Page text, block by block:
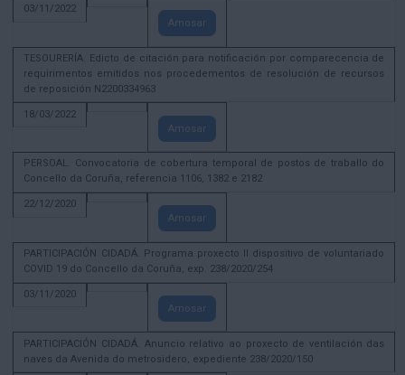
03/11/2022
Amosar
TESOURERÍA. Edicto de citación para notificación por comparecencia de
requirimentos emitidos nos procedementos de resolución de recursos
de reposición N2200334963
18/03/2022
Amosar
PERSOAL. Convocatoria de cobertura temporal de postos de traballo do
Concello da Coruña, referencia 1106, 1382 e 2182
22/12/2020
Amosar
PARTICIPACIÓN CIDADÁ. Programa proxecto II dispositivo de voluntariado
COVID 19 do Concello da Coruña, exp. 238/2020/254
03/11/2020
Amosar
PARTICIPACIÓN CIDADÁ. Anuncio relativo ao proxecto de ventilación das
naves da Avenida do metrosidero, expediente 238/2020/150